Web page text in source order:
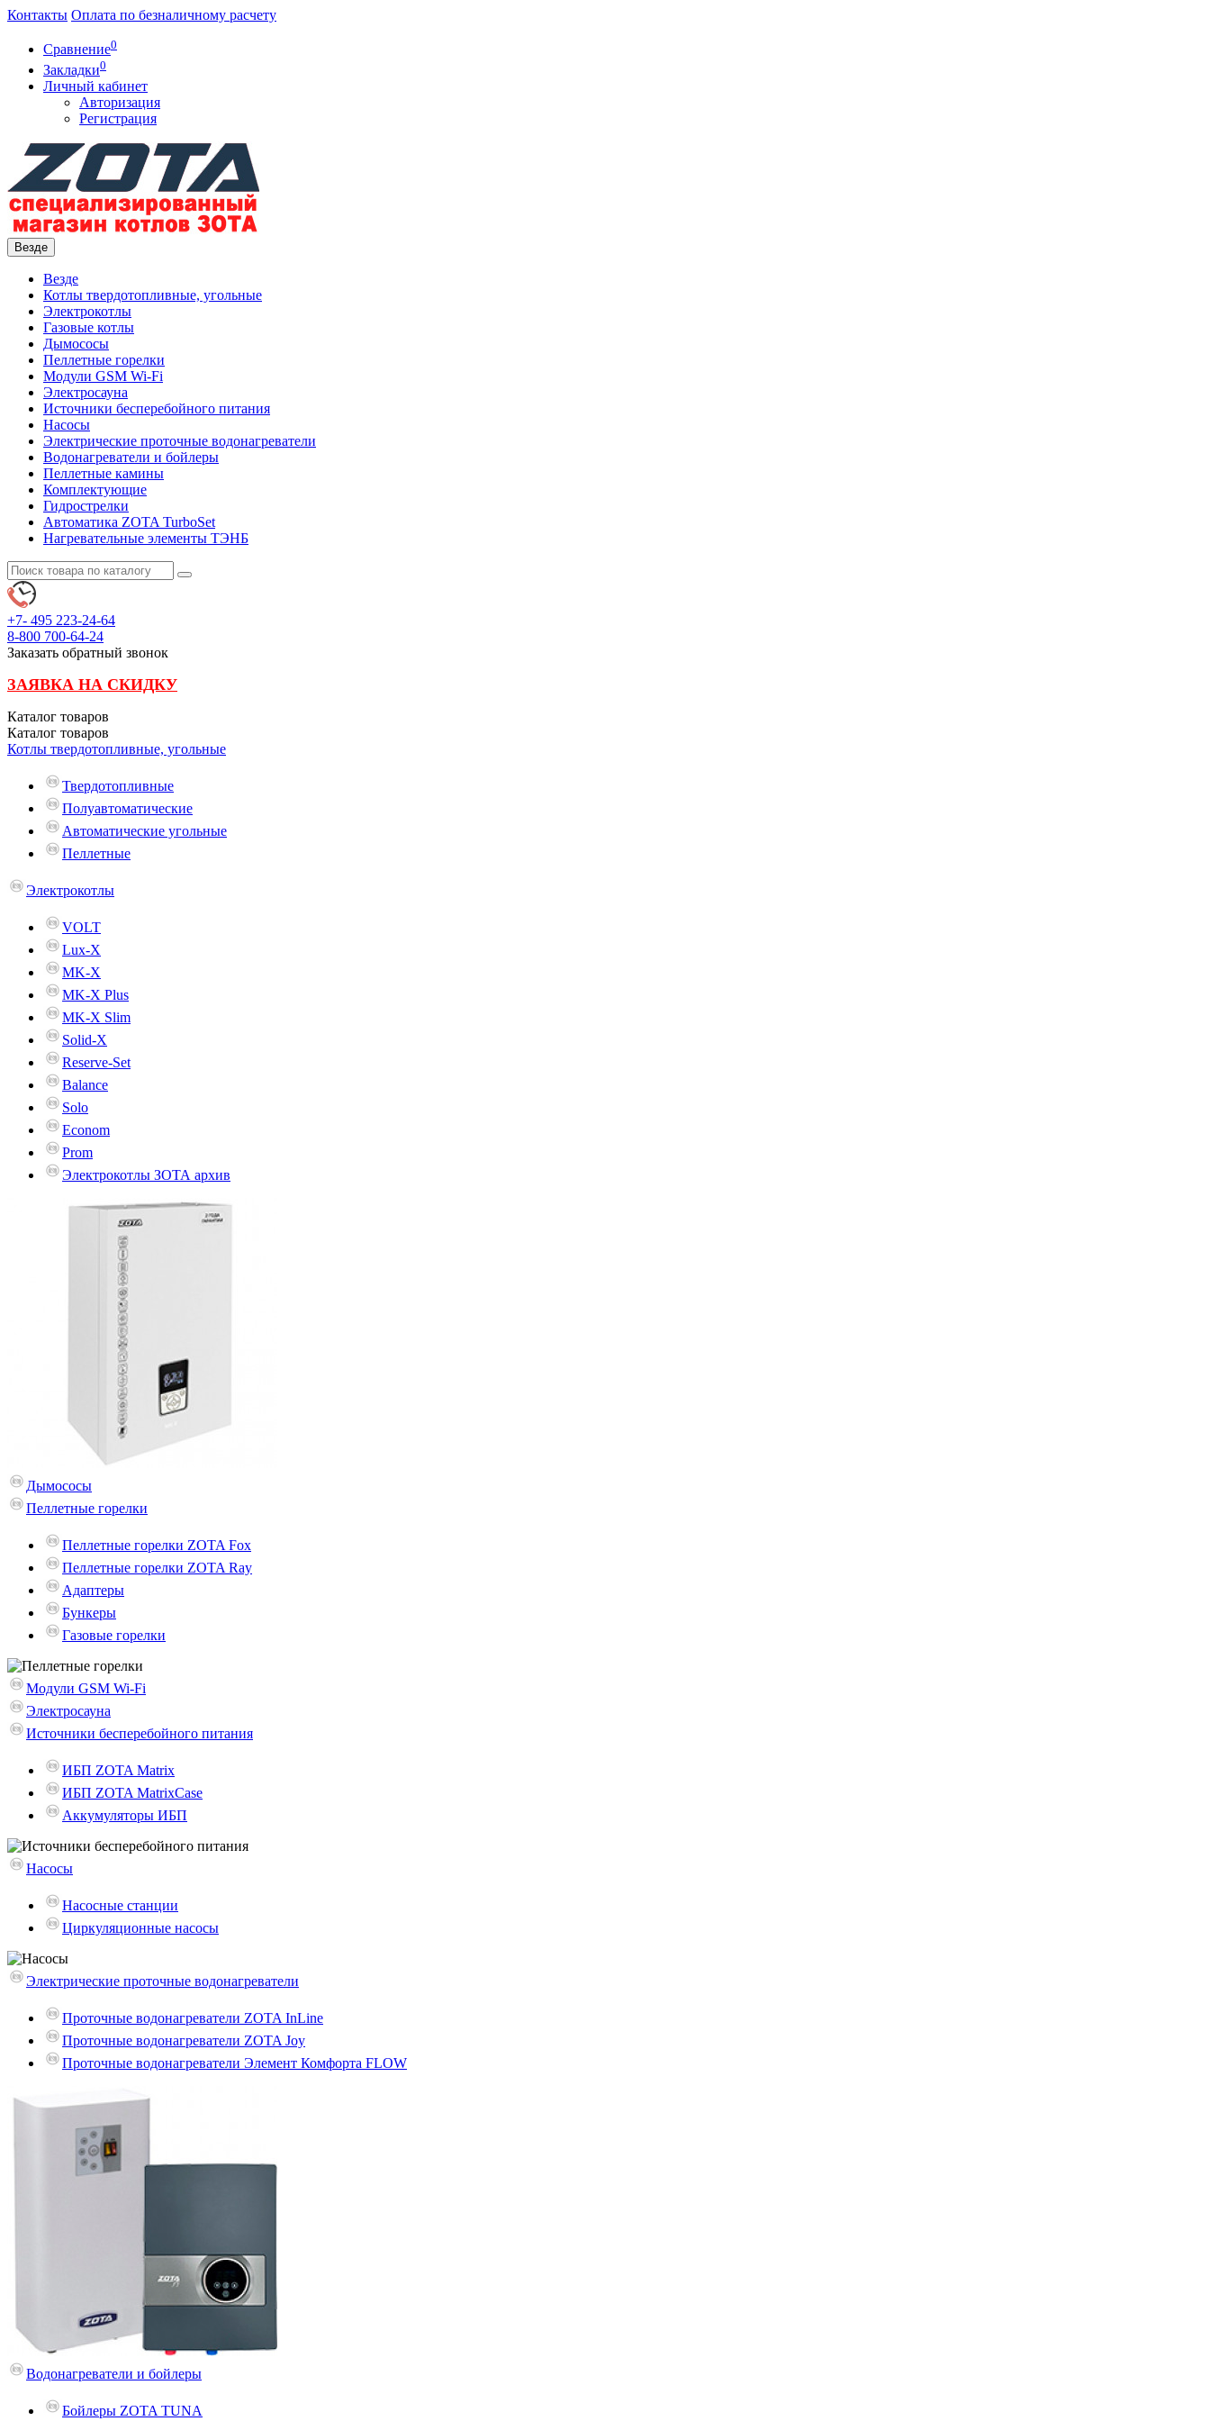
Контакты Оплата по безналичному расчету
Сравнение0
Закладки0
Личный кабинет
Авторизация
Регистрация
Везде
Везде
Котлы твердотопливные, угольные
Электрокотлы
Газовые котлы
Дымососы
Пеллетные горелки
Модули GSM Wi-Fi
Электросауна
Источники бесперебойного питания
Насосы
Электрические проточные водонагреватели
Водонагреватели и бойлеры
Пеллетные камины
Комплектующие
Гидрострелки
Автоматика ZOTA TurboSet
Нагревательные элементы ТЭНБ
+7- 495 223-24-64
8-800 700-64-24
Заказать обратный звонок
ЗАЯВКА НА СКИДКУ
Каталог товаров
Каталог товаров
Котлы твердотопливные, угольные
Твердотопливные
Полуавтоматические
Автоматические угольные
Пеллетные
Электрокотлы
VOLT
Lux-X
MK-X
MK-X Plus
MK-X Slim
Solid-X
Reserve-Set
Balance
Solo
Econom
Prom
Электрокотлы ЗОТА архив
Дымососы
Пеллетные горелки
Пеллетные горелки ZOTA Fox
Пеллетные горелки ZOTA Ray
Адаптеры
Бункеры
Газовые горелки
Модули GSM Wi-Fi
Электросауна
Источники бесперебойного питания
ИБП ZOTA Matrix
ИБП ZOTA MatrixCase
Аккумуляторы ИБП
Насосы
Насосные станции
Циркуляционные насосы
Электрические проточные водонагреватели
Проточные водонагреватели ZOTA InLine
Проточные водонагреватели ZOTA Joy
Проточные водонагреватели Элемент Комфорта FLOW
Водонагреватели и бойлеры
Бойлеры ZOTA TUNA